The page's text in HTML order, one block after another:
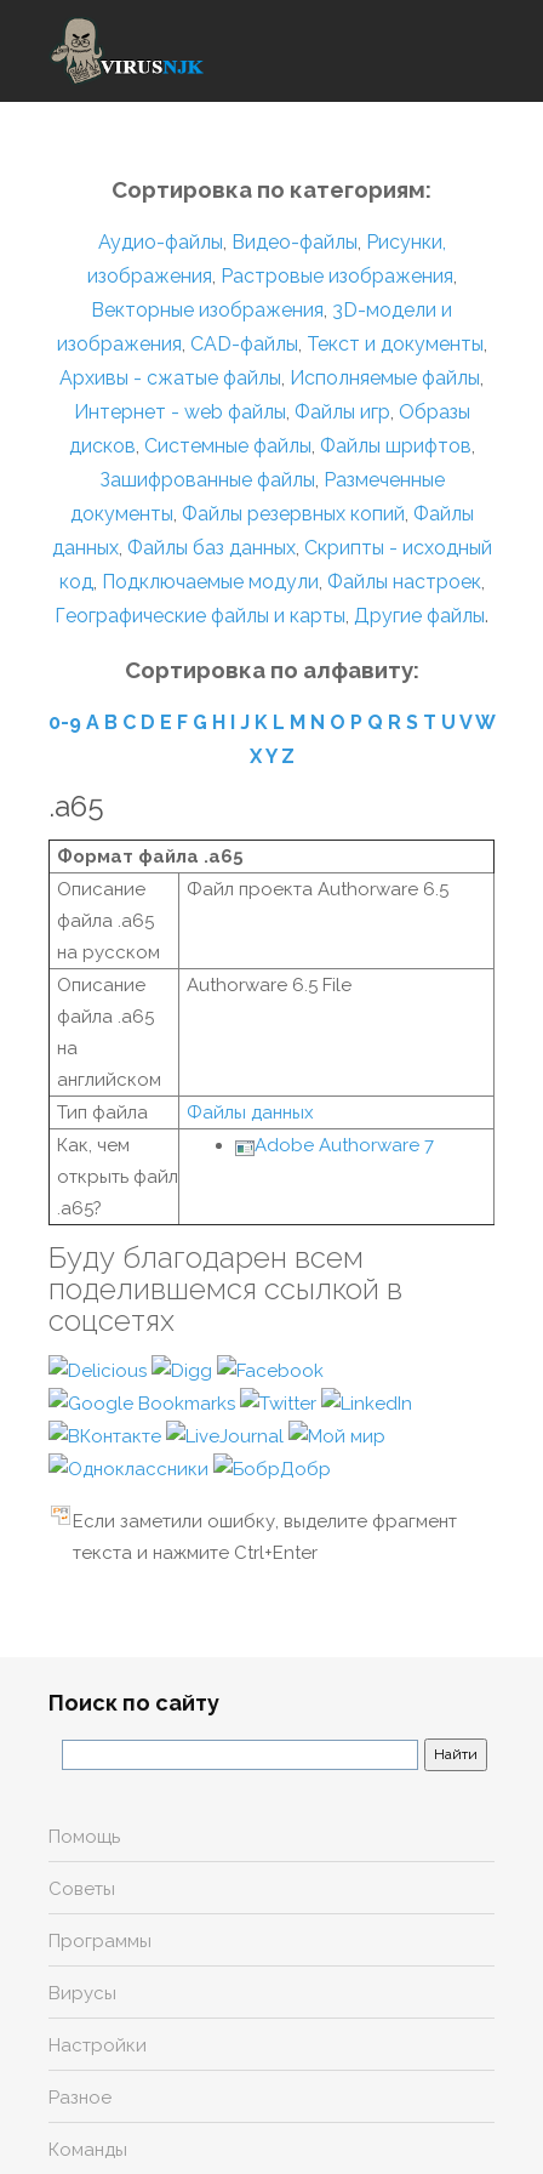
Сортировка по категориям:
Аудио-файлы, Видео-файлы, Рисунки,
изображения, Растровые изображения,
Векторные изображения, 3D-модели и
изображения, CAD-файлы, Текст и документы,
Архивы - сжатые файлы, Исполняемые файлы,
Интернет - web файлы, Файлы игр, Образы
дисков, Системные файлы, Файлы шрифтов,
Зашифрованные файлы, Размеченные
документы, Файлы резервных копий, Файлы
данных, Файлы баз данных, Скрипты - исходный
код, Подключаемые модули, Файлы настроек,
Географические файлы и карты, Другие файлы.
Сортировка по алфавиту:
0-9 A B C D E F G H I J K L M N O P Q R S T U VW
XY Z
.a65
Формат файла .a65
Описание
файла .a65
на русском
Файл проекта Authorware 6.5
Описание
файла .a65
на
английском
Authorware 6.5 File
Тип файла
Файлы данных
Как, чем
открыть файл
.a65?
Adobe Authorware 7
Буду благодарен всем
поделившемся ссылкой в
соцсетях
Если заметили ошибку, выделите фрагмент
текста и нажмите Ctrl+Enter
Поиск по сайту
Помощь
Советы
Программы
Вирусы
Настройки
Разное
Команды